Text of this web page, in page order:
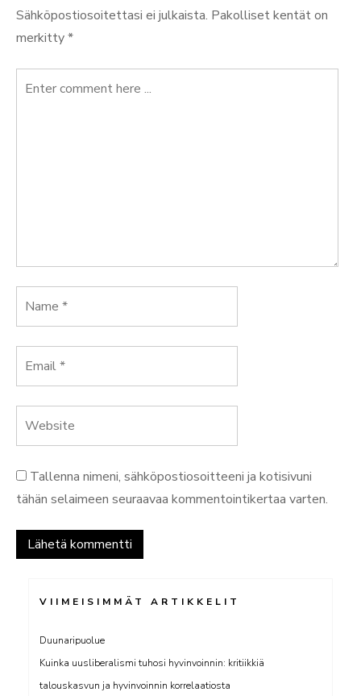
Sähköpostiosoitettasi ei julkaista. Pakolliset kentät on
merkitty*
Tallenna nimeni, sähköpostiosoitteeni ja kotisivuni
tähän selaimeen seuraavaa kommentointikertaa varten.
VIIMEISIMMÄT ARTIKKELIT
Duunaripuolue
Kuinka uusliberalismi tuhosi hyvinvoinnin: kritiikkiä
talouskasvun ja hyvinvoinnin korrelaatiosta